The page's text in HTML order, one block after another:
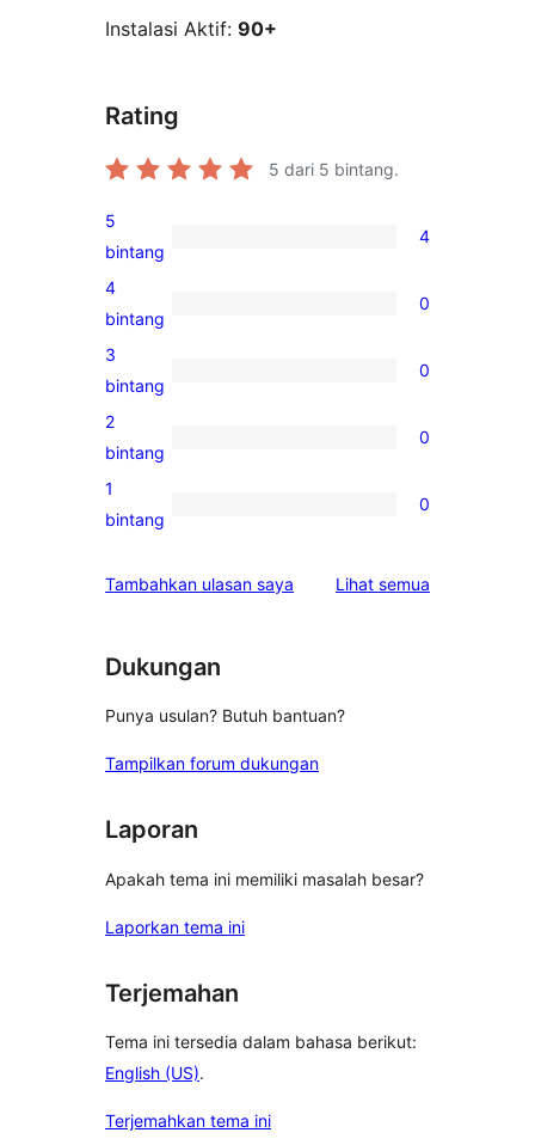
Instalasi Aktif: 90+
Rating
5 dari 5 bintang.
4
ulasan
5-
5
bintang
4
0
ulasan
4-
4
bintang
0
0
ulasan
3-
3
bintang
0
0
ulasan
2-
2
bintang
0
0
1-
1
bintang
0
Tambahkan ulasan saya Lihat semua
Dukungan
Punya usulan? Butuh bantuan?
Tampilkan forum dukungan
Laporan
Apakah tema ini memiliki masalah besar?
Laporkan tema ini
Terjemahan
Tema ini tersedia dalam bahasa berikut:
English (US).
Terjemahkan tema ini